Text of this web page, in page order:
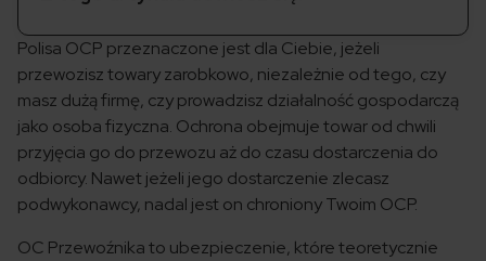
Polisa OCP przeznaczone jest dla Ciebie, jeżeli
przewozisz towary zarobkowo, niezależnie od tego, czy
masz dużą firmę, czy prowadzisz działalność gospodarczą
jako osoba fizyczna. Ochrona obejmuje towar od chwili
przyjęcia go do przewozu aż do czasu dostarczenia do
odbiorcy. Nawet jeżeli jego dostarczenie zlecasz
podwykonawcy, nadal jest on chroniony Twoim OCP.
OC Przewoźnika to ubezpieczenie, które teoretycznie